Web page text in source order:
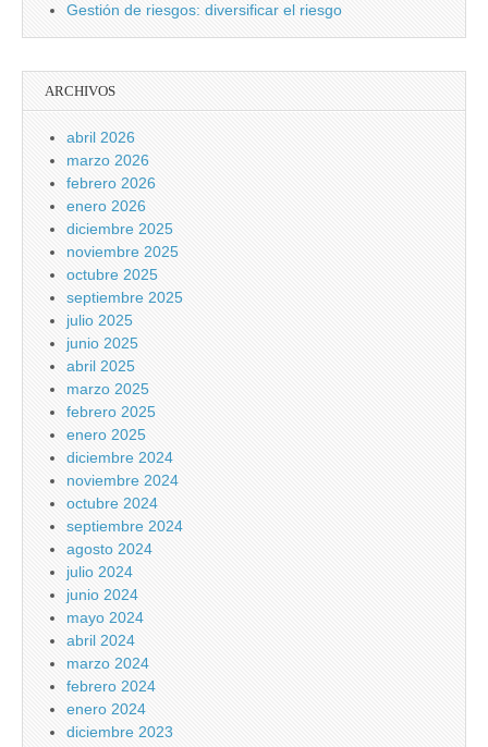
Gestión de riesgos: diversificar el riesgo
ARCHIVOS
abril 2026
marzo 2026
febrero 2026
enero 2026
diciembre 2025
noviembre 2025
octubre 2025
septiembre 2025
julio 2025
junio 2025
abril 2025
marzo 2025
febrero 2025
enero 2025
diciembre 2024
noviembre 2024
octubre 2024
septiembre 2024
agosto 2024
julio 2024
junio 2024
mayo 2024
abril 2024
marzo 2024
febrero 2024
enero 2024
diciembre 2023